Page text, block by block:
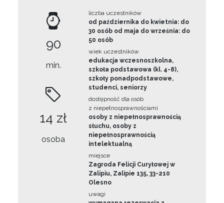
90
min.
14 zł
osoba
liczba uczestników
od października do kwietnia: do
30 osób od maja do września: do
50 osób
wiek uczestników
edukacja wczesnoszkolna,
szkoła podstawowa (kl. 4-8),
szkoły ponadpodstawowe,
studenci, seniorzy
dostępność dla osób
z niepełnosprawnościami
osoby z niepełnosprawnością
słuchu, osoby z
niepełnosprawnością
intelektualną
miejsce
Zagroda Felicji Curyłowej w
Zalipiu, Zalipie 135, 33-210
Olesno
uwagi